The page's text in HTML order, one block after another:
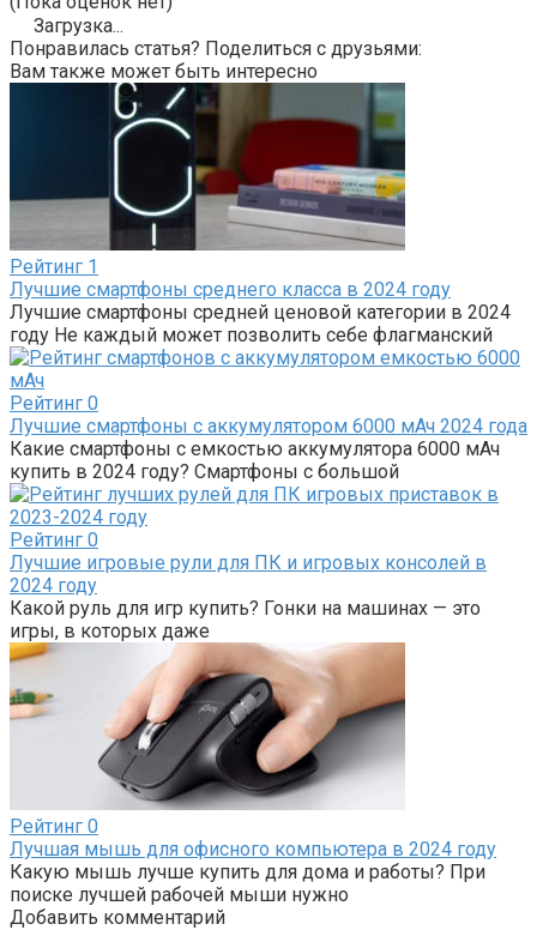
Загрузка...
Понравилась статья? Поделиться с друзьями:
Вам также может быть интересно
Рейтинг 1
Лучшие смартфоны среднего класса в 2024 году
Лучшие смартфоны средней ценовой категории в 2024
году Не каждый может позволить себе флагманский
Рейтинг 0
Лучшие смартфоны с аккумулятором 6000 мАч 2024 года
Какие смартфоны с емкостью аккумулятора 6000 мАч
купить в 2024 году? Смартфоны с большой
Рейтинг 0
Лучшие игровые рули для ПК и игровых консолей в
2024 году
Какой руль для игр купить? Гонки на машинах — это
игры, в которых даже
Рейтинг 0
Лучшая мышь для офисного компьютера в 2024 году
Какую мышь лучше купить для дома и работы? При
поиске лучшей рабочей мыши нужно
Добавить комментарий